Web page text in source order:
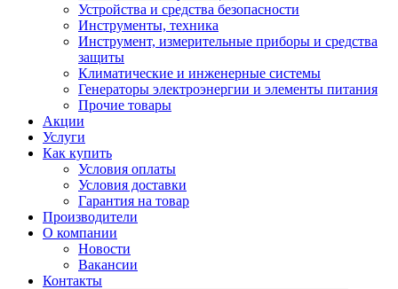
Устройства и средства безопасности
Инструменты, техника
Инструмент, измерительные приборы и средства
защиты
Климатические и инженерные системы
Генераторы электроэнергии и элементы питания
Прочие товары
Акции
Услуги
Как купить
Условия оплаты
Условия доставки
Гарантия на товар
Производители
О компании
Новости
Вакансии
Контакты